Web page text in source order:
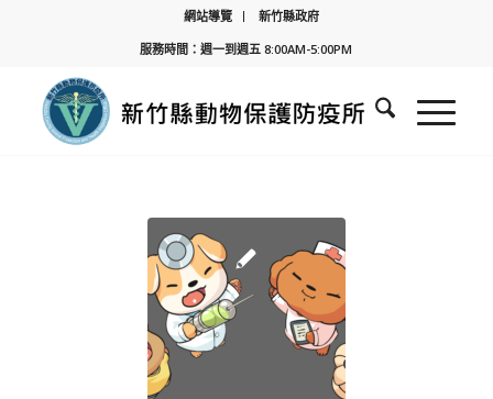
網站導覽
新竹縣政府
服務時間：週一到週五 8:00AM-5:00PM